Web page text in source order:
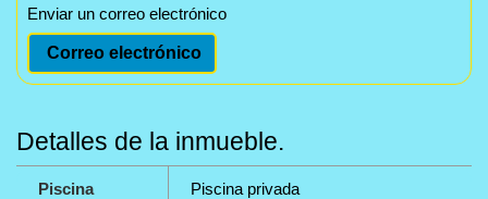
Enviar un correo electrónico
Correo electrónico
Detalles de la inmueble.
Piscina Piscina privada